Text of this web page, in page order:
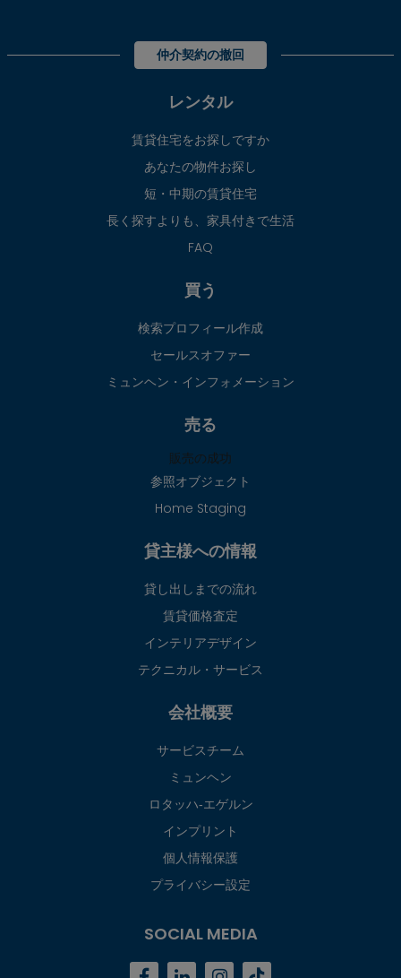
仲介契約の撤回
レンタル
賃貸住宅をお探しですか
あなたの物件お探し
短・中期の賃貸住宅
長く探すよりも、家具付きで生活
FAQ
買う
検索プロフィール作成
セールスオファー
ミュンヘン・インフォメーション
売る
販売の成功
参照オブジェクト
Home Staging
貸主様への情報
貸し出しまでの流れ
賃貸価格査定
インテリアデザイン
テクニカル・サービス
会社概要
サービスチーム
ミュンヘン
ロタッハ‐エゲルン
インプリント
個人情報保護
プライバシー設定
SOCIAL MEDIA